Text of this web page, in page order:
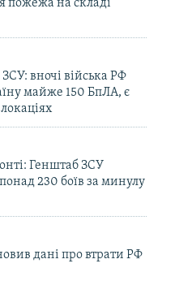
пожежа на складі
вночі війська РФ
майже 150 БпЛА, є
Генштаб ЗСУ
230 боїв за минулу
дані про втрати РФ